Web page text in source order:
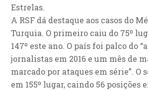
Estrelas.
A RSF dá destaque aos casos do
Turquia. O primeiro caiu do 75º
147º este ano. O país foi palco do
jornalistas em 2016 e um mês de
marcado por ataques em série”. O
em 155º lugar, caindo 56 posições